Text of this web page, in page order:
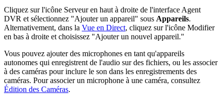
Cliquez sur l'icône Serveuren haut à droite de l'interface Agent
DVR et sélectionnez "Ajouter un appareil" sous Appareils.
Alternativement, dans la Vue en Direct, cliquez sur l'icône Modifier
en bas à droite et choisissez "Ajouter un nouvel appareil."
Vous pouvez ajouter des microphones en tant qu'appareils
autonomes qui enregistrent de l'audio sur des fichiers, ou les associer
à des caméras pour inclure le son dans les enregistrements des
caméras. Pour associer un microphone à une caméra, consultez
Édition des Caméras.